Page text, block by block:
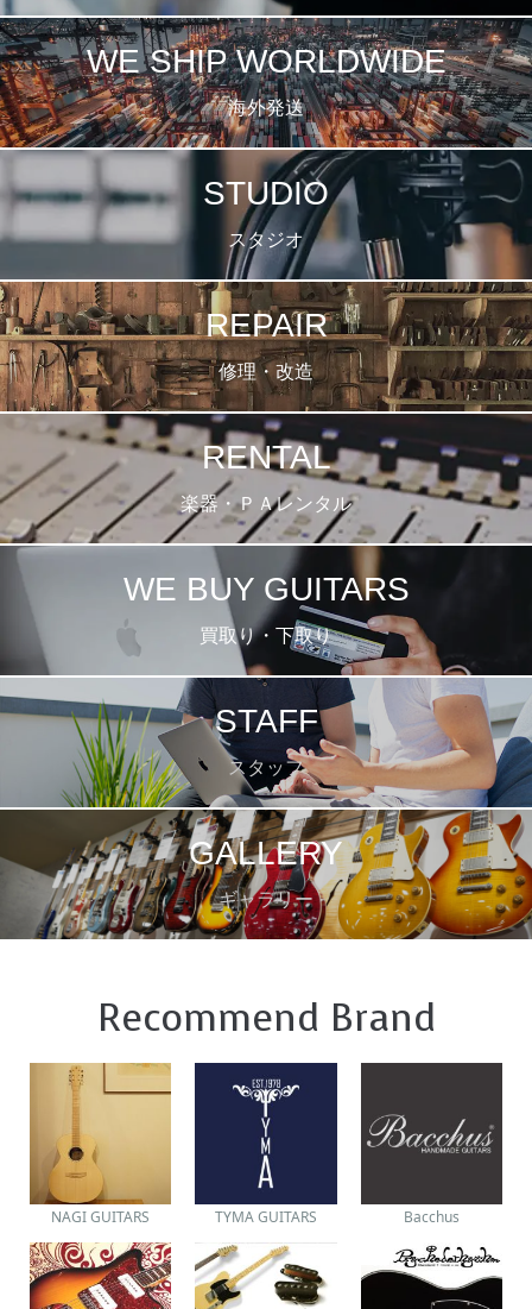
WE SHIP WORLDWIDE
海外発送
STUDIO
スタジオ
REPAIR
修理・改造
RENTAL
楽器・ＰＡレンタル
WE BUY GUITARS
買取り・下取り
STAFF
スタッフ
GALLERY
ギャラリー
Recommend Brand
NAGI GUITARS TYMA GUITARS Bacchus